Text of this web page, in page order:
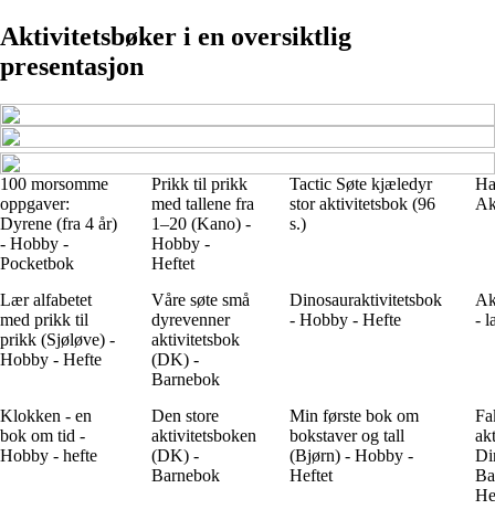
Aktivitetsbøker i en oversiktlig
presentasjon
100 morsomme
oppgaver:
Dyrene (fra 4 år)
- Hobby -
Pocketbok
Prikk til prikk
med tallene fra
1–20 (Kano) -
Hobby -
Heftet
Tactic Søte kjæledyr
stor aktivitetsbok (96
s.)
Lær alfabetet
med prikk til
prikk (Sjøløve) -
Hobby - Hefte
Våre søte små
dyrevenner
aktivitetsbok
(DK) -
Barnebok
Dinosauraktivitetsbok
- Hobby - Hefte
-
Klokken - en
bok om tid -
Hobby - hefte
Den store
aktivitetsboken
(DK) -
Barnebok
Min første bok om
bokstaver og tall
(Bjørn) - Hobby -
Heftet